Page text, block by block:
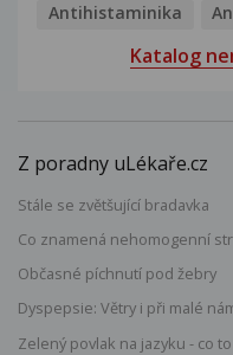
Antihistaminika
Katalog
Z poradny uLékaře.cz
Stále se zvětšující bradavka
Co znamená nehomogenní
Občasné píchnutí pod žebry
Dyspepsie: Větry i při malé
Zelený povlak na jazyku - co